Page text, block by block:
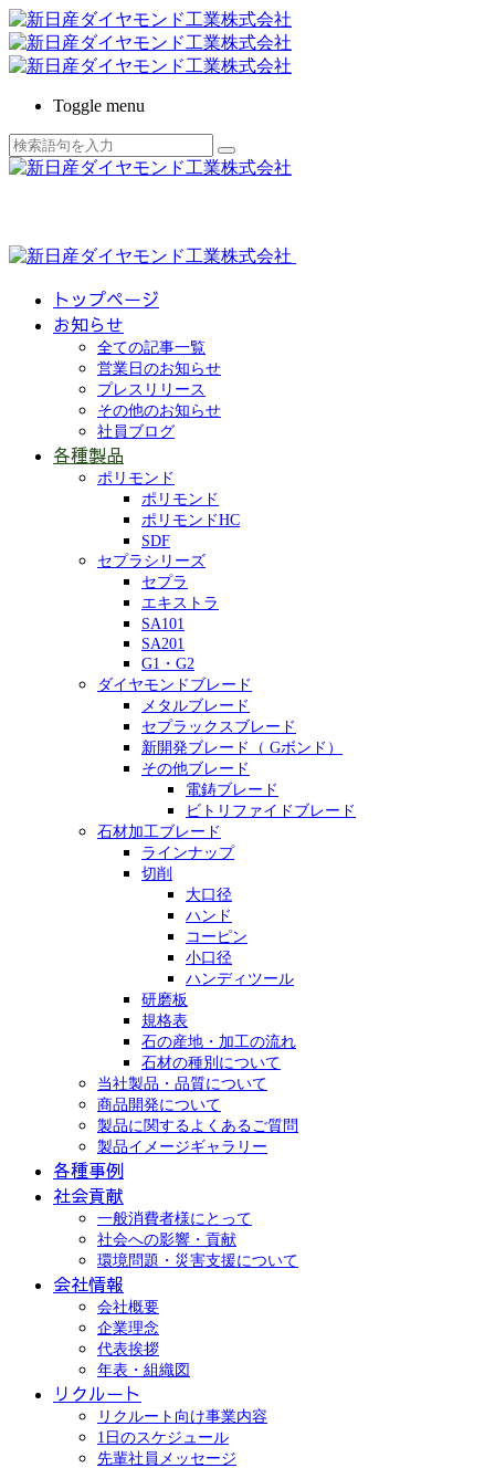
Toggle menu
トップページ
お知らせ
全ての記事一覧
営業日のお知らせ
プレスリリース
その他のお知らせ
社員ブログ
各種製品
ポリモンド
ポリモンド
ポリモンドHC
SDF
セプラシリーズ
セプラ
エキストラ
SA101
SA201
G1・G2
ダイヤモンドブレード
メタルブレード
セプラックスブレード
新開発ブレード（ Gボンド）
その他ブレード
電鋳ブレード
ビトリファイドブレード
石材加工ブレード
ラインナップ
切削
大口径
ハンド
コーピン
小口径
ハンディツール
研磨板
規格表
石の産地・加工の流れ
石材の種別について
当社製品・品質について
商品開発について
製品に関するよくあるご質問
製品イメージギャラリー
各種事例
社会貢献
一般消費者様にとって
社会への影響・貢献
環境問題・災害支援について
会社情報
会社概要
企業理念
代表挨拶
年表・組織図
リクルート
リクルート向け事業内容
1日のスケジュール
先輩社員メッセージ